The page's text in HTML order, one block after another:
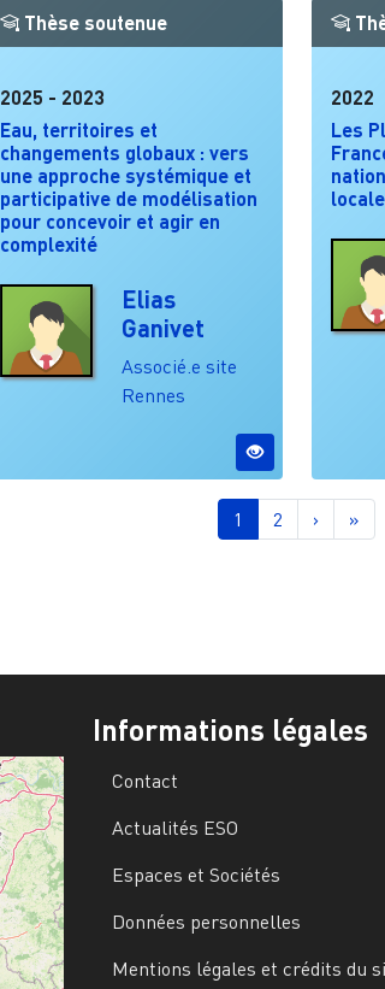
Thèse soutenue
2025 - 2023
Eau, territoires et
changements globaux : vers
une approche systémique et
participative de modélisation
pour concevoir et agir en
complexité
Elias
Ganivet
Associé.e site
Rennes
2022
Les
locale
Page courante
1 Page
2 Page
› »
Informations légales
Contact
Actualités ESO
Espaces et Sociétés
Données personnelles
Mentions légales et crédits du